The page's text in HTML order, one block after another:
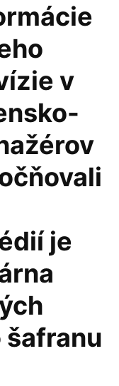
v
je
šafranu